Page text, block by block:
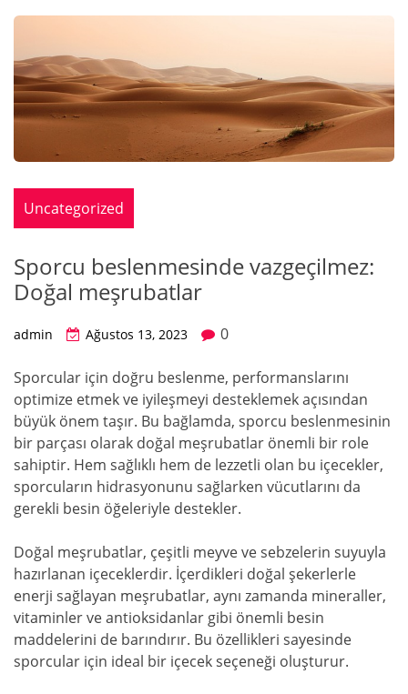
Uncategorized
Sporcu beslenmesinde vazgeçilmez:
Doğal meşrubatlar
admin Ağustos 13, 2023 0
Sporcular için doğru beslenme, performanslarını
optimize etmek ve iyileşmeyi desteklemek açısından
büyük önem taşır. Bu bağlamda, sporcu beslenmesinin
bir parçası olarak doğal meşrubatlar önemli bir role
sahiptir. Hem sağlıklı hem de lezzetli olan bu içecekler,
sporcuların hidrasyonunu sağlarken vücutlarını da
gerekli besin öğeleriyle destekler.
Doğal meşrubatlar, çeşitli meyve ve sebzelerin suyuyla
hazırlanan içeceklerdir. İçerdikleri doğal şekerlerle
enerji sağlayan meşrubatlar, aynı zamanda mineraller,
vitaminler ve antioksidanlar gibi önemli besin
maddelerini de barındırır. Bu özellikleri sayesinde
sporcular için ideal bir içecek seçeneği oluşturur.